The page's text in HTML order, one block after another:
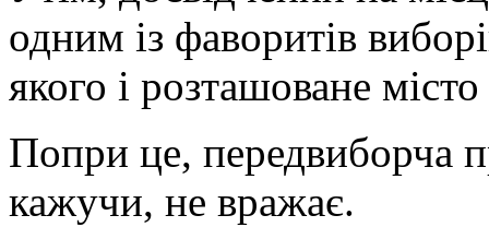
одним із фаворитів
якого і розташоване місто
Попри це, передвиборча
кажучи, не вражає.